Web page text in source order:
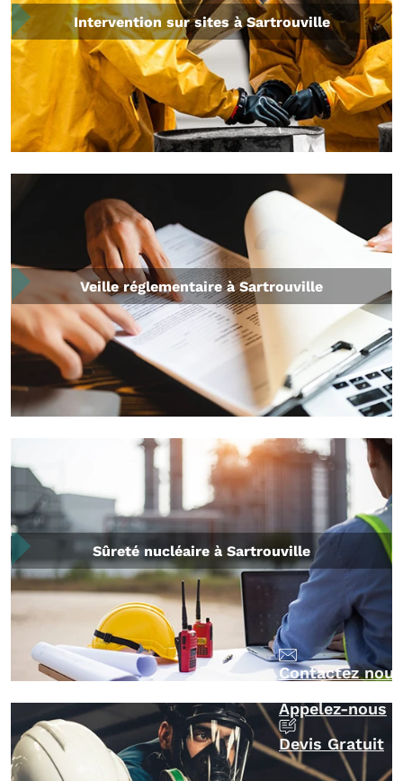
Contactez nous
Appelez-nous
Devis Gratuit
Intervention sur sites à Sartrouville
Veille réglementaire à Sartrouville
Sûreté nucléaire à Sartrouville